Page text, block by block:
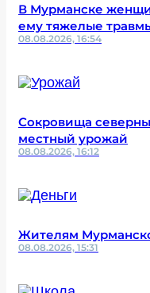
В Мурманске
ему тяжелые
08.08.2026, 16:54
Сокровища
местный урожай
08.08.2026, 16:12
Жителям
08.08.2026, 15:31